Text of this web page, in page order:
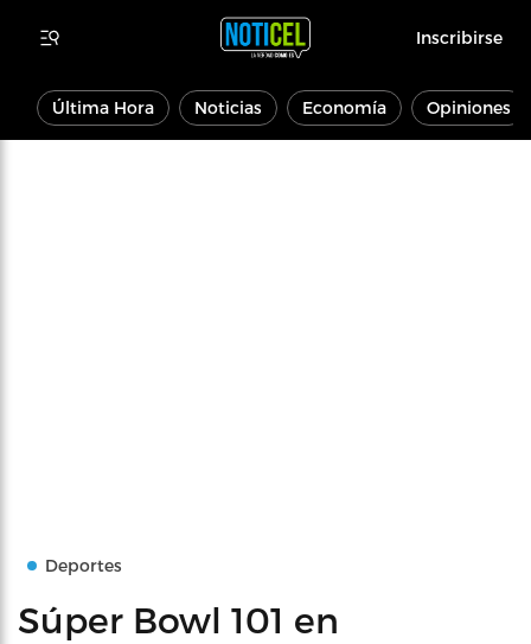
Inscribirse
Última Hora Noticias Economía Opiniones
Deportes
Súper Bowl 101 en